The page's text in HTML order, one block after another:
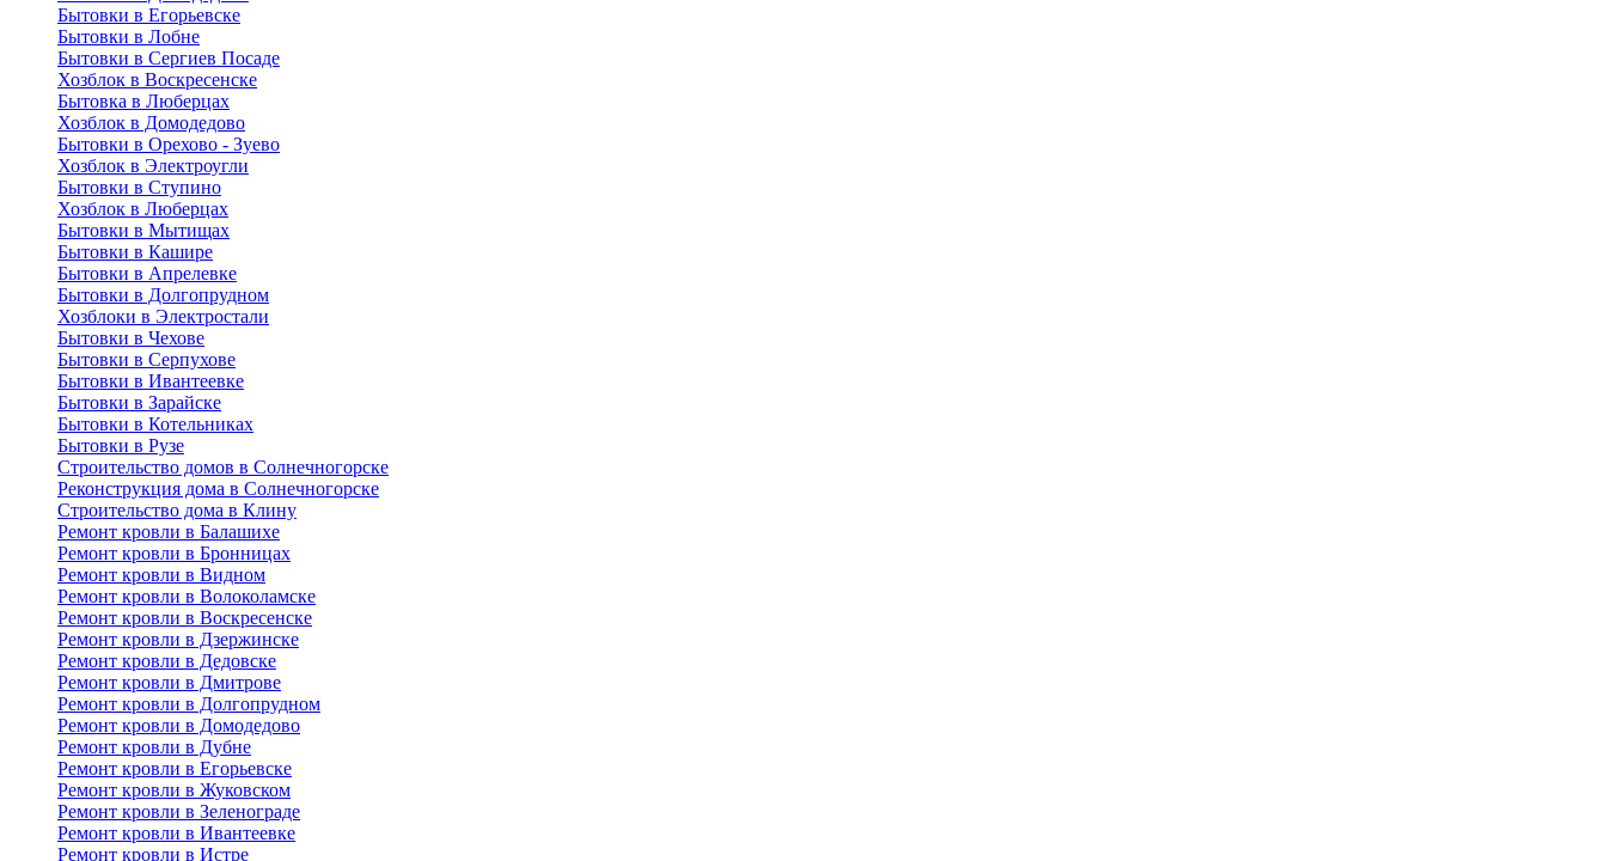
Бытовки в Егорьевске
Бытовки в Лобне
Бытовки в Сергиев Посаде
Хозблок в Воскресенске
Бытовка в Люберцах
Хозблок в Домодедово
Бытовки в Орехово - Зуево
Хозблок в Электроугли
Бытовки в Ступино
Хозблок в Люберцах
Бытовки в Мытищах
Бытовки в Кашире
Бытовки в Апрелевке
Бытовки в Долгопрудном
Хозблоки в Электростали
Бытовки в Чехове
Бытовки в Серпухове
Бытовки в Ивантеевке
Бытовки в Зарайске
Бытовки в Котельниках
Бытовки в Рузе
Строительство домов в Солнечногорске
Реконструкция дома в Солнечногорске
Строительство дома в Клину
Ремонт кровли в Балашихе
Ремонт кровли в Бронницах
Ремонт кровли в Видном
Ремонт кровли в Волоколамске
Ремонт кровли в Воскресенске
Ремонт кровли в Дзержинске
Ремонт кровли в Дедовске
Ремонт кровли в Дмитрове
Ремонт кровли в Долгопрудном
Ремонт кровли в Домодедово
Ремонт кровли в Дубне
Ремонт кровли в Егорьевске
Ремонт кровли в Жуковском
Ремонт кровли в Зеленограде
Ремонт кровли в Ивантеевке
Ремонт кровли в Истре